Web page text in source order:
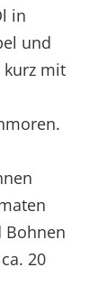
in
und
kurz mit
Bohnen
20